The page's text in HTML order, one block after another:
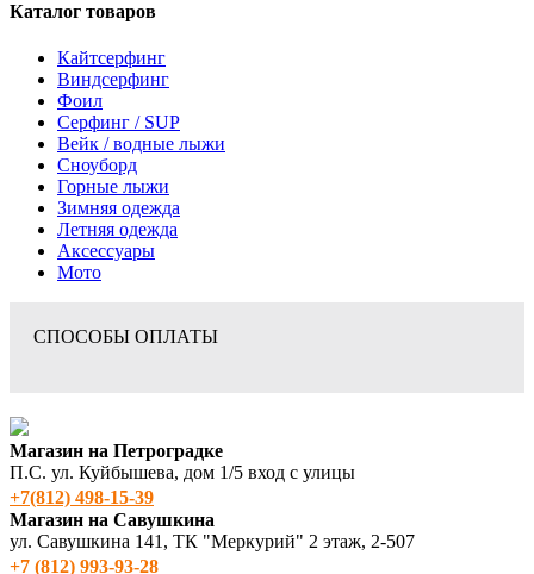
Каталог товаров
Кайтсерфинг
Виндсерфинг
Фоил
Серфинг / SUP
Вейк / водные лыжи
Сноуборд
Горные лыжи
Зимняя одежда
Летняя одежда
Аксессуары
Мото
СПОСОБЫ ОПЛАТЫ
Магазин на Петроградке
П.С. ул. Куйбышева, дом 1/5 вход с улицы
+7(812) 498‑15-39
Магазин на Савушкина
ул. Савушкина 141, ТК "Меркурий" 2 этаж, 2-507
+7 (812) 993-93-28